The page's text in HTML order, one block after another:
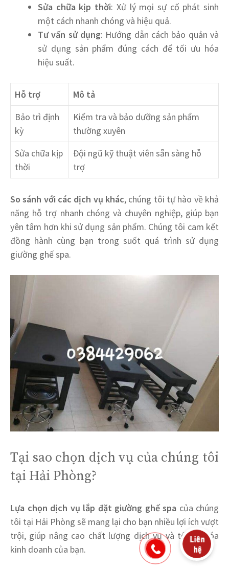
Sửa chữa kịp thời: Xử lý mọi sự cố phát sinh
một cách nhanh chóng và hiệu quả.
Tư vấn sử dụng: Hướng dẫn cách bảo quản và
sử dụng sản phẩm đúng cách để tối ưu hóa
hiệu suất.
Hỗ trợ
Mô tả
Bảo trì định
kỳ
Kiểm tra và bảo dưỡng sản phẩm
thường xuyên
Sửa chữa kịp
thời
Đội ngũ kỹ thuật viên sẵn sàng hỗ
trợ
So sánh với các dịch vụ khác, chúng tôi tự hào về khả
năng hỗ trợ nhanh chóng và chuyên nghiệp, giúp bạn
yên tâm hơn khi sử dụng sản phẩm. Chúng tôi cam kết
đồng hành cùng bạn trong suốt quá trình sử dụng
giường ghế spa.
Tại sao chọn dịch vụ của chúng tôi
tại Hải Phòng?
Lựa chọn dịch vụ lắp đặt giường ghế spa của chúng
tôi tại Hải Phòng sẽ mang lại cho bạn nhiều lợi ích vượt
trội, giúp nâng cao chất lượng dịch vụ và tối ưu hóa
kinh doanh của bạn.